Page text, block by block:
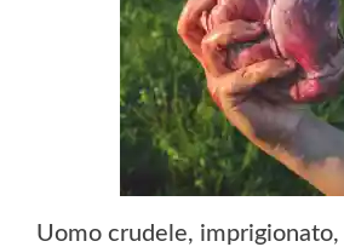
Uomo crudele,